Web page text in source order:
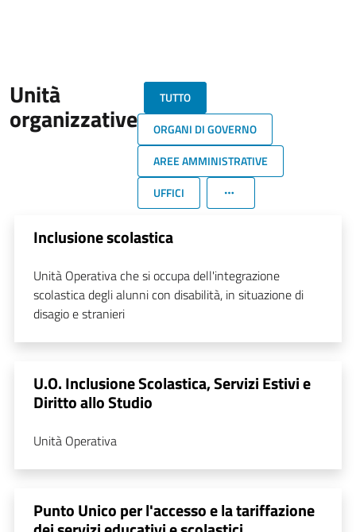
Unità
organizzative
TUTTO
ORGANI DI GOVERNO
AREE AMMINISTRATIVE
UFFICI
Inclusione scolastica
Unità Operativa che si occupa dell'integrazione
scolastica degli alunni con disabilità, in situazione di
disagio e stranieri
U.O. Inclusione Scolastica, Servizi Estivi e
Diritto allo Studio
Unità Operativa
Punto Unico per l'accesso e la tariffazione